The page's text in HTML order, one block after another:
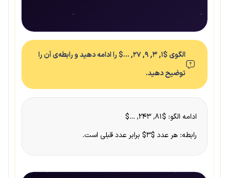
الگوی $۱, ۳, ۹, ۲۷, …$ را ادامه دهید و رابطه‌ی آن را
توضیح دهید.
ادامه الگو: $۸۱, ۲۴۳, …$
رابطه: هر عدد $۳$ برابر عدد قبلی است.